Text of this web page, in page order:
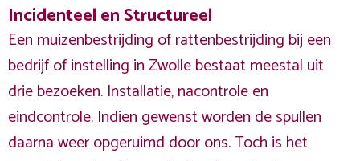
Incidenteel en Structureel
Een muizenbestrijding of rattenbestrijding bij een
bedrijf of instelling in Zwolle bestaat meestal uit
drie bezoeken. Installatie, nacontrole en
eindcontrole. Indien gewenst worden de spullen
daarna weer opgeruimd door ons. Toch is het